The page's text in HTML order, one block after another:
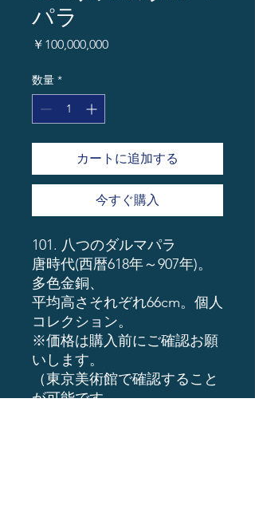
パラ
￥100,000,000価
数量 *
カートに追加する
今すぐ購入
101. 八つのダルマパラ
唐時代(西暦618年～907年)。
多色金銅、
平均高さそれぞれ66cm。個人
コレクション。
※価格は購入前にご確認お願
いします。
（東京美術館で確認すること
が可能です。